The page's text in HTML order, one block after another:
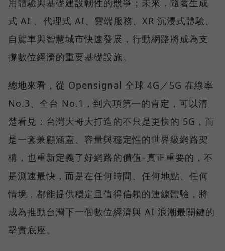
式 AI 、代理式 AI、雲端服務、XR 沉浸式體驗、
自駕車與智慧城市快速發展，行動網路將成為支
撐數位經濟的重要基礎設施。
總地來看，從 Opensignal 全球 4G／5G 在線率
No.3、全台 No.1，到六項第一的肯定，可以清
楚看見：台灣大哥大打造的不只是更快的 5G，而
是一套兼顧涵蓋、容量與穩定性的世界級網路架
構，也重新定義了好網路的價值–真正重要的，不
是測速最快，而是在任何時間、任何地點、任何
情境，都能提供穩定且值得信賴的連線體驗，將
成為推動台灣下一個數位經濟與 AI 浪潮最關鍵的
堅實底座。